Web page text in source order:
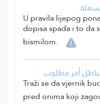
U pravila lijepog
dopisa spada i to da
bismilom.
أمر مطلوب.
Traži se da vjernik
pred onima koji